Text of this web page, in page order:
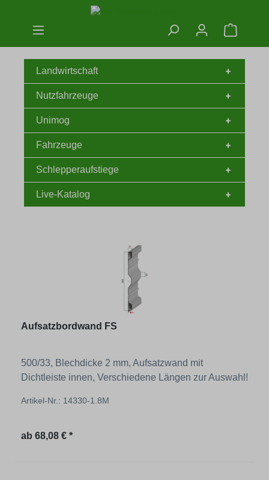
Zum Hauptinhalt springen
Landwirtschaft
Nutzfahrzeuge
Unimog
Fahrzeuge
Schlepperaufstiege
Live-Katalog
Aufsatzbordwand FS
500/33, Blechdicke 2 mm, Aufsatzwand mit
Dichtleiste innen, Verschiedene Längen zur Auswahl!
Artikel-Nr.: 14330-1.8M
Regulärer Preis:
ab 68,08 € *